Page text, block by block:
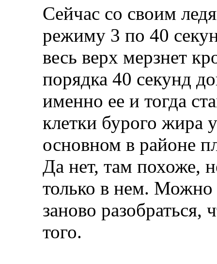
Сейчас со своим
режиму 3 по 40
весь верх мерзнет
порядка 40 секунд
именно ее и тогда
клетки бурого жира
основном в районе
Да нет, там похоже,
только в нем. Можно
заново
того.